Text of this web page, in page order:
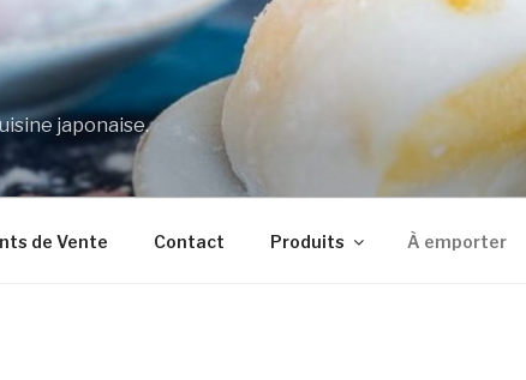
japonaise.
de Vente Contact Produits À emporter